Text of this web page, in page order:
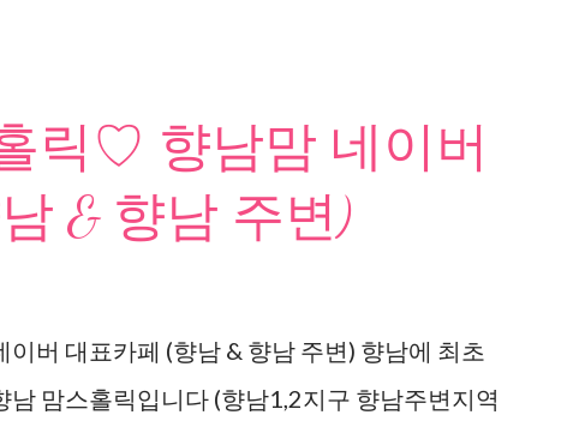
릭♡ 향남맘 네이버
& 향남 주변)
버 대표카페 (향남 & 향남 주변) 향남에 최초
맘스홀릭입니다 (향남1,2지구 향남주변지역